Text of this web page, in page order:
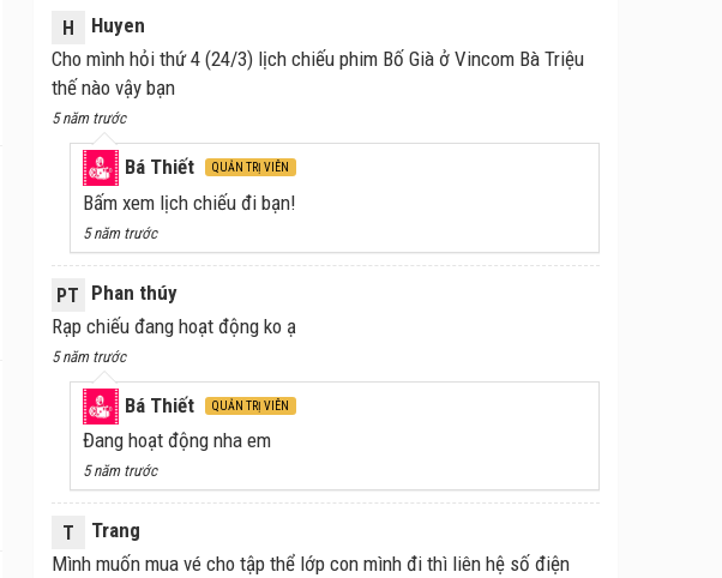
H
Huyen
Cho mình hỏi thứ 4 (24/3) lịch chiếu phim Bố Già ở Vincom Bà Triệu
thế nào vậy bạn
5 năm trước
Bá Thiết QUẢN TRỊ VIÊN
Bấm xem lịch chiếu đi bạn!
5 năm trước
PT
Phan thúy
Rạp chiếu đang hoạt động ko ạ
5 năm trước
Bá Thiết QUẢN TRỊ VIÊN
Đang hoạt động nha em
5 năm trước
T
Trang
Mình muốn mua vé cho tập thể lớp con mình đi thì liên hệ số điện